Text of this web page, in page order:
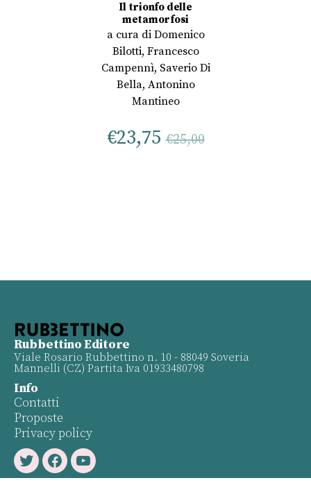
Il trionfo delle
metamorfosi
a cura di Domenico
Bilotti, Francesco
Campennì, Saverio Di
Bella, Antonino
Mantineo
€23,75 €25,00
Rubbettino Editore
Viale Rosario Rubbettino n. 10 - 88049 Soveria
Mannelli (CZ) Partita Iva 01933480798
Info
Contatti
Proposte
Privacy policy
TwitterFacebookYoutube